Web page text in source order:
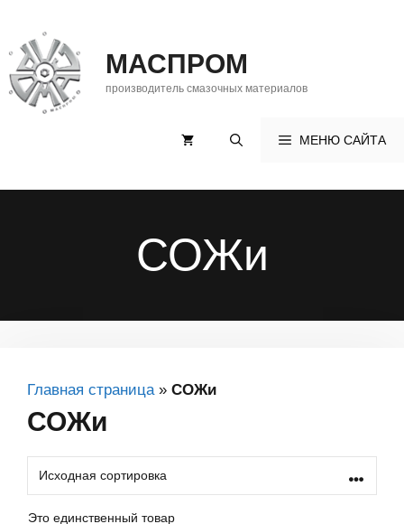
содержимому
МАСПРОМ
производитель смазочных материалов
МЕНЮ САЙТА
СОЖи
Главная страница » СОЖи
СОЖи
Это единственный товар